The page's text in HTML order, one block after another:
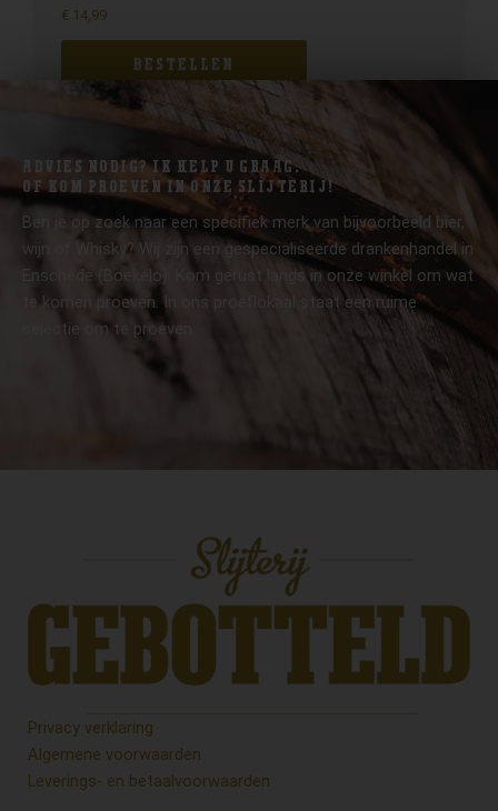
€ 14,99
BESTELLEN
ADVIES NODIG? IK HELP U GRAAG.
OF KOM PROEVEN IN ONZE SLIJTERIJ!
Ben je op zoek naar een specifiek merk van bijvoorbeeld bier,
wijn of Whisky? Wij zijn een gespecialiseerde drankenhandel in
Enschede (Boekelo). Kom gerust langs in onze winkel om wat
te komen proeven. In ons proeflokaal staat een ruime
selectie om te proeven.
Privacy verklaring
Algemene voorwaarden
Leverings- en betaalvoorwaarden